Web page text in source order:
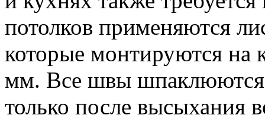
потолков применяются
которые монтируются на
мм. Все швы шпаклюются
только после высыхания